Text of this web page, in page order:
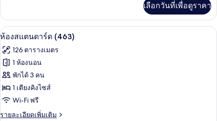
เกี่ยว
กับ
ห้อง
(460)
เลือกวันที่เพื่อดูราคา
เปิด
ภาพถ่าย
ทั้งหมด
ของ
ห้อง
สแตนดาร์ด
(463)
ห้องสแตนดาร์ด (463) | เครื่องนอนป้
6
ห้องสแตนดาร์ด (463)
126 ตารางเมตร
1 ห้องนอน
พักได้ 3 คน
1 เตียงคิงไซส์
Wi-Fi ฟรี
รายละเอียดเพิ่มเติม
ราย